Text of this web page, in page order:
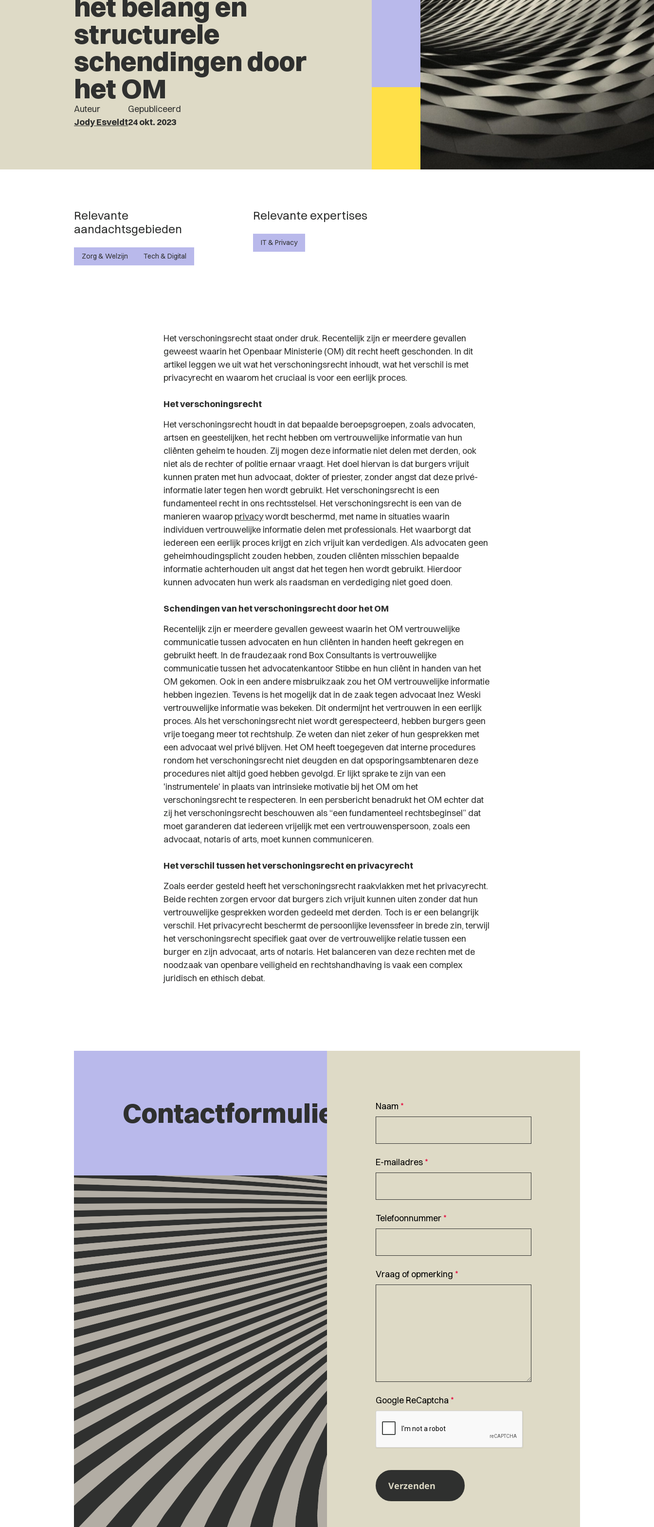
structurele
schendingen door
het OM
Auteur
Jody Esveldt
Gepubliceerd
24 okt. 2023
Relevante
aandachtsgebieden
Zorg & Welzijn Tech & Digital
Relevante expertises
IT & Privacy
Het verschoningsrecht staat onder druk. Recentelijk zijn er meerdere gevallen
geweest waarin het Openbaar Ministerie (OM) dit recht heeft geschonden. In dit
artikel leggen we uit wat het verschoningsrecht inhoudt, wat het verschil is met
privacyrecht en waarom het cruciaal is voor een eerlijk proces.
Het verschoningsrecht
Het verschoningsrecht houdt in dat bepaalde beroepsgroepen, zoals advocaten,
artsen en geestelijken, het recht hebben om vertrouwelijke informatie van hun
cliënten geheim te houden. Zij mogen deze informatie niet delen met derden, ook
niet als de rechter of politie ernaar vraagt. Het doel hiervan is dat burgers vrijuit
kunnen praten met hun advocaat, dokter of priester, zonder angst dat deze privé-
informatie later tegen hen wordt gebruikt. Het verschoningsrecht is een
fundamenteel recht in ons rechtsstelsel. Het verschoningsrecht is een van de
manieren waarop privacywordt beschermd, met name in situaties waarin
individuen vertrouwelijke informatie delen met professionals. Het waarborgt dat
iedereen een eerlijk proces krijgt en zich vrijuit kan verdedigen. Als advocaten geen
geheimhoudingsplicht zouden hebben, zouden cliënten misschien bepaalde
informatie achterhouden uit angst dat het tegen hen wordt gebruikt. Hierdoor
kunnen advocaten hun werk als raadsman en verdediging niet goed doen.
Schendingen van het verschoningsrecht door het OM
Recentelijk zijn er meerdere gevallen geweest waarin het OM vertrouwelijke
communicatie tussen advocaten en hun cliënten in handen heeft gekregen en
gebruikt heeft. In de fraudezaak rond Box Consultants is vertrouwelijke
communicatie tussen het advocatenkantoor Stibbe en hun cliënt in handen van het
OM gekomen. Ook in een andere misbruikzaak zou het OM vertrouwelijke informatie
hebben ingezien. Tevens is het mogelijk dat in de zaak tegen advocaat Inez Weski
vertrouwelijke informatie was bekeken. Dit ondermijnt het vertrouwen in een eerlijk
proces. Als het verschoningsrecht niet wordt gerespecteerd, hebben burgers geen
vrije toegang meer tot rechtshulp. Ze weten dan niet zeker of hun gesprekken met
een advocaat wel privé blijven. Het OM heeft toegegeven dat interne procedures
rondom het verschoningsrecht niet deugden en dat opsporingsambtenaren deze
procedures niet altijd goed hebben gevolgd. Er lijkt sprake te zijn van een
'instrumentele' in plaats van intrinsieke motivatie bij het OM om het
verschoningsrecht te respecteren. In een persbericht benadrukt het OM echter dat
zij het verschoningsrecht beschouwen als “een fundamenteel rechtsbeginsel” dat
moet garanderen dat iedereen vrijelijk met een vertrouwenspersoon, zoals een
advocaat, notaris of arts, moet kunnen communiceren.
Het verschil tussen het verschoningsrecht en privacyrecht
Zoals eerder gesteld heeft het verschoningsrecht raakvlakken met het privacyrecht.
Beide rechten zorgen ervoor dat burgers zich vrijuit kunnen uiten zonder dat hun
vertrouwelijke gesprekken worden gedeeld met derden. Toch is er een belangrijk
verschil. Het privacyrecht beschermt de persoonlijke levenssfeer in brede zin, terwijl
het verschoningsrecht specifiek gaat over de vertrouwelijke relatie tussen een
burger en zijn advocaat, arts of notaris. Het balanceren van deze rechten met de
noodzaak van openbare veiligheid en rechtshandhaving is vaak een complex
juridisch en ethisch debat.
Contactformulier Naam *
E-mailadres *
Telefoonnummer *
Vraag of opmerking *
Google ReCaptcha *